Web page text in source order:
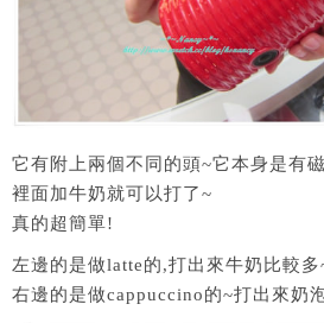
它有附上兩個不同的頭~它本身是有
裡面加牛奶就可以打了~
真的超簡單!
左邊的是做latte的,打出來牛奶比較多
右邊的是做cappuccino的~打出來奶